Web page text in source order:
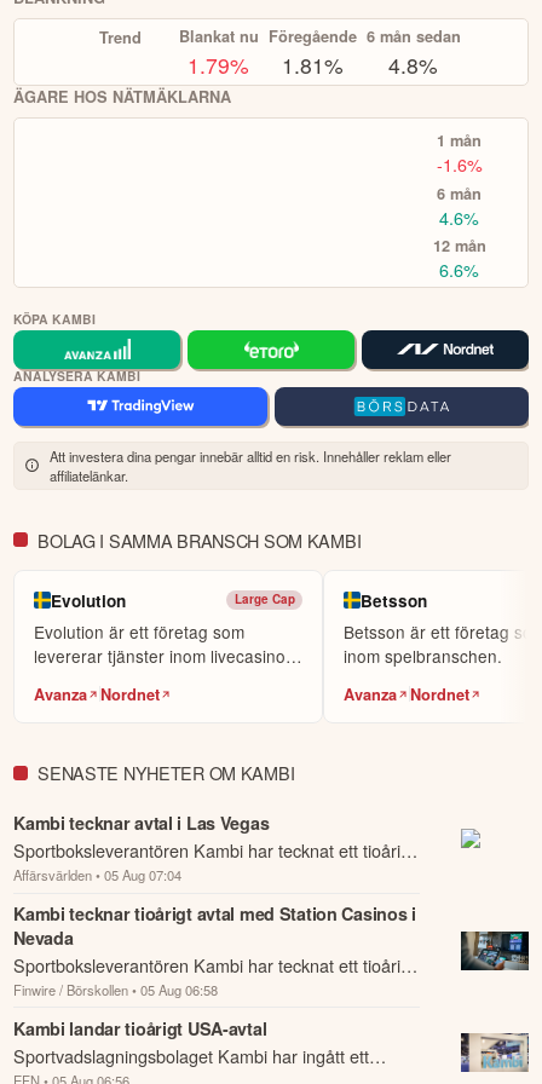
eToro är en investeringsplattform för flera tillgångsslag. Värdet på
dina investeringar kan gå upp eller ner. Du riskerar ditt kapital.
sitt huvudkontor på Malta.
Trend
Blankat nu
1.79%
Föregående
1.81%
6 mån sedan
4.8%
ÄGARE HOS NÄTMÄKLARNA
1 mån
-1.6%
6 mån
4.6%
12 mån
6.6%
KÖPA KAMBI
ANALYSERA KAMBI
Att investera dina pengar innebär alltid en risk. Innehåller reklam eller
affiliatelänkar.
BOLAG I SAMMA BRANSCH SOM KAMBI
Evolution Large Cap
Evolution är ett företag som
levererar tjänster inom livecasino
Avanza Nordnet
Betsson
Betsson är ett företag
inom spelbranschen.
Avanza Nordnet
SENASTE NYHETER OM KAMBI
Kambi tecknar avtal i Las Vegas
Sportboksleverantören Kambi har tecknat ett tioårigt
avtal med Station Casinos om att leverera sin
sportbokslösning och plattform för spelar...
Affärsvärlden • 05 Aug 07:04
Kambi tecknar tioårigt avtal med Station Casinos i
Nevada
Sportboksleverantören Kambi har tecknat ett tioårigt
avtal med Station Casinos om att leverera sin
sportbokslösning och plattform för spelar...
Finwire / Börskollen • 05 Aug 06:58
Kambi landar tioårigt USA-avtal
Sportvadslagningsbolaget Kambi har ingått ett